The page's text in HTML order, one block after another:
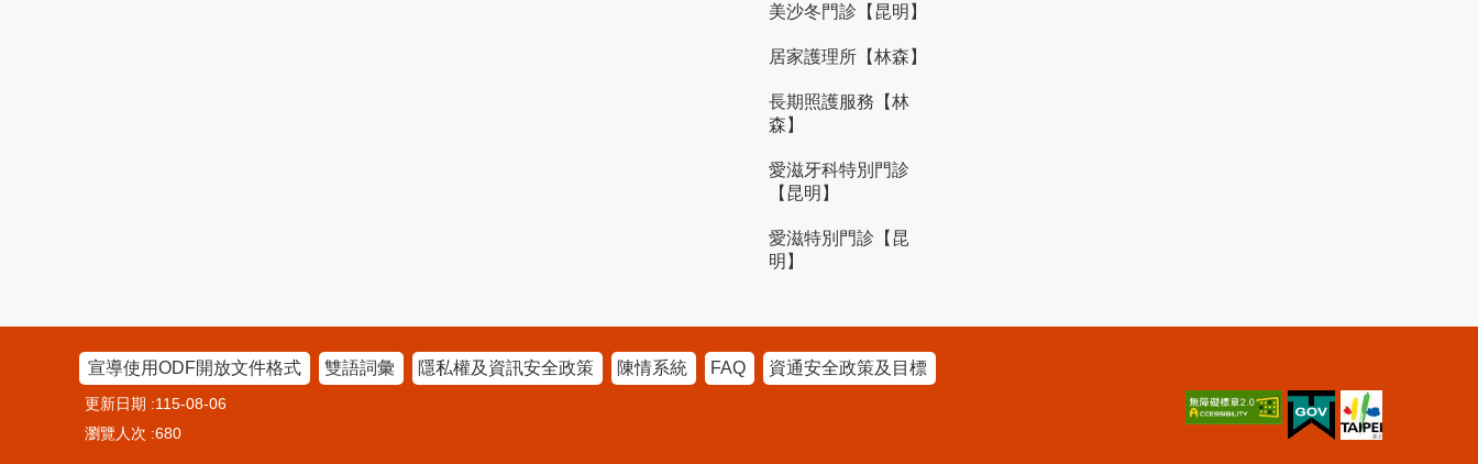
美沙冬門診【昆明】
居家護理所【林森】
長期照護服務【林
森】
愛滋牙科特別門診
【昆明】
愛滋特別門診【昆
明】
宣導使用ODF開放文件格式 雙語詞彙 隱私權及資訊安全政策 陳情系統 FAQ 資通安全政策及目標
更新日期
115-08-06
瀏覽人次 680